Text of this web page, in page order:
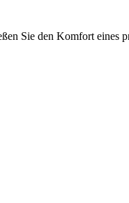
Sie den Komfort eines